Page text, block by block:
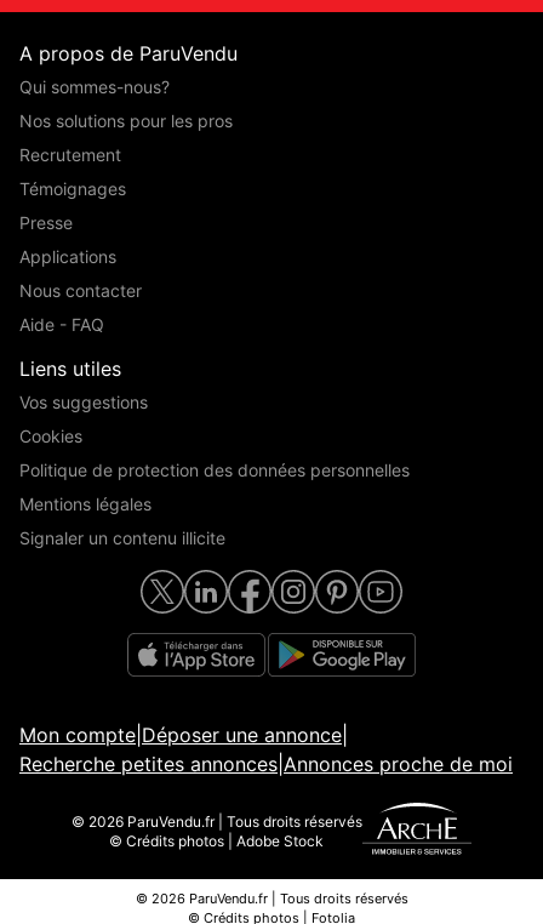
A propos de ParuVendu
Qui sommes-nous?
Nos solutions pour les pros
Recrutement
Témoignages
Presse
Applications
Nous contacter
Aide - FAQ
Liens utiles
Vos suggestions
Cookies
Politique de protection des données personnelles
Mentions légales
Signaler un contenu illicite
Mon compte Déposer une annonce
Recherche petites annonces Annonces proche de moi
© 2026 ParuVendu.fr | Tous droits réservés
© Crédits photos | Adobe Stock
© 2026 ParuVendu.fr | Tous droits réservés
© Crédits photos | Fotolia